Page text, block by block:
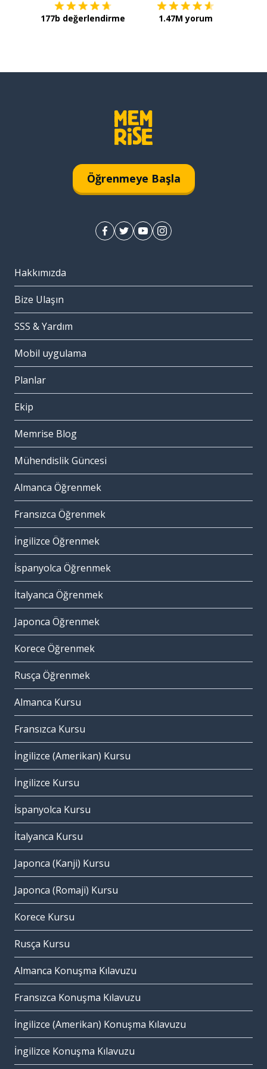
177b değerlendirme 1.47M yorum
Öğrenmeye Başla
Hakkımızda
Bize Ulaşın
SSS & Yardım
Mobil uygulama
Planlar
Ekip
Memrise Blog
Mühendislik Güncesi
Almanca Öğrenmek
Fransızca Öğrenmek
İngilizce Öğrenmek
İspanyolca Öğrenmek
İtalyanca Öğrenmek
Japonca Öğrenmek
Korece Öğrenmek
Rusça Öğrenmek
Almanca Kursu
Fransızca Kursu
İngilizce (Amerikan) Kursu
İngilizce Kursu
İspanyolca Kursu
İtalyanca Kursu
Japonca (Kanji) Kursu
Japonca (Romaji) Kursu
Korece Kursu
Rusça Kursu
Almanca Konuşma Kılavuzu
Fransızca Konuşma Kılavuzu
İngilizce (Amerikan) Konuşma Kılavuzu
İngilizce Konuşma Kılavuzu